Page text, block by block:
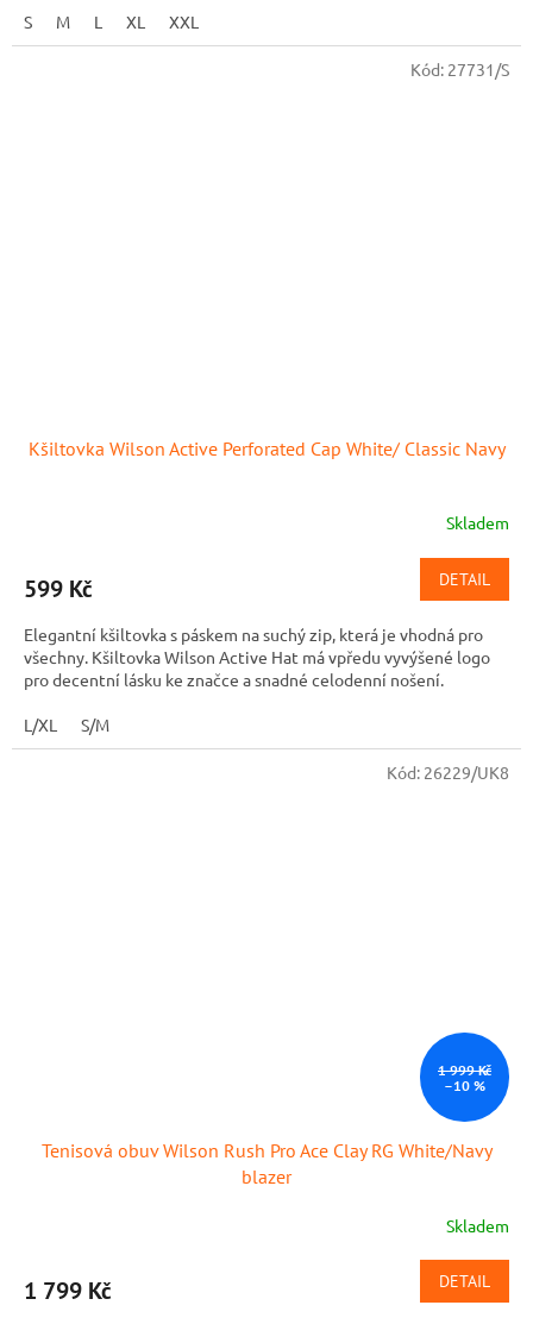
S M L XL XXL
Kšiltovka Wilson Active Perforated Cap White/ Classic Navy
Skladem
599 Kč DETAIL
Elegantní kšiltovka s páskem na suchý zip, která je vhodná pro
všechny. Kšiltovka Wilson Active Hat má vpředu vyvýšené logo
pro decentní lásku ke značce a snadné celodenní nošení.
L/XL S/M
Kód: 27731/S
1 999 Kč
–10 %
Tenisová obuv Wilson Rush Pro Ace Clay RG White/Navy
blazer
Skladem
1 799 Kč DETAIL
Kód: 26229/UK8